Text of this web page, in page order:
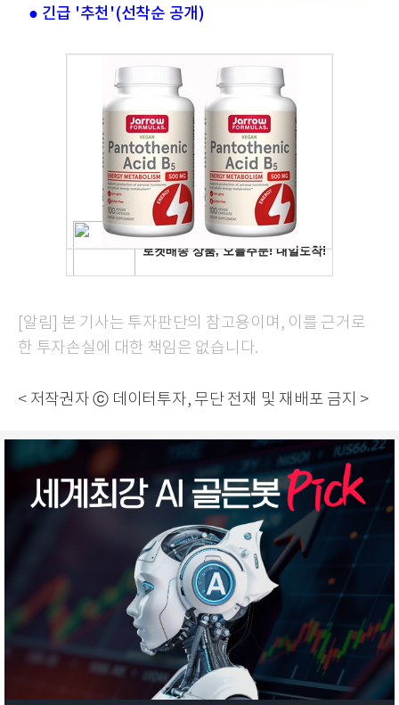
● 긴급 '추천'(선착순 공개)
[알림] 본 기사는 투자판단의 참고용이며, 이를 근거로
한 투자손실에 대한 책임은 없습니다.
< 저작권자 ⓒ 데이터투자, 무단 전재 및 재배포 금지 >